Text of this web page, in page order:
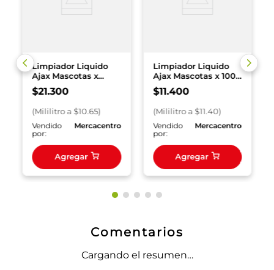
Limpiador Liquido
Ajax Mascotas x
2000 ml
$21.300
(Mililitroa $10.65)
Vendido
por:
Mercacentro
Agregar
Limpiador Liquido
Ajax Mascotas x 1000
ml
$11.400
(Mililitroa $11.40)
Vendido
por:
Mercacentro
Agregar
Comentarios
Cargando el resumen…